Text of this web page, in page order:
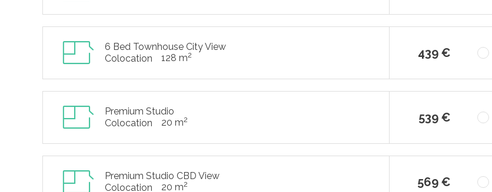
6 Bed Townhouse City View
Colocation
128 m2 439 €
Premium Studio
Colocation
20 m2 539 €
Premium Studio CBD View
Colocation
20 m2 569 €